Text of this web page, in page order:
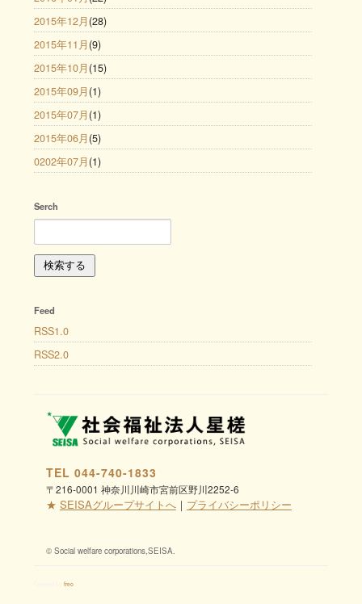
2015年12月 (28)
2015年11月 (9)
2015年10月 (15)
2015年09月 (1)
2015年07月 (1)
2015年06月 (5)
0202年07月 (1)
Serch
Feed
RSS1.0
RSS2.0
TEL 044-740-1833
〒216-0001 神奈川川崎市宮前区野川2252-6
★ SEISAグループサイトへ｜ プライバシーポリシー
© Social welfare corporations,SEISA.
freo.